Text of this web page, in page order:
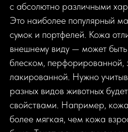
с абсолютно различными
Это наиболее популярный
сумок и портфелей. Кожа
внешнему виду — может быть
блеском, перфорированной,
лакированной. Нужно
разных видов животных
свойствами. Например,
более мягкая, чем кожа